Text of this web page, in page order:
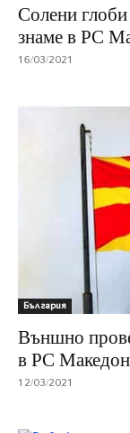
Солени глоби
знаме в РС
16/03/2021
България
Външно
в РС
12/03/2021